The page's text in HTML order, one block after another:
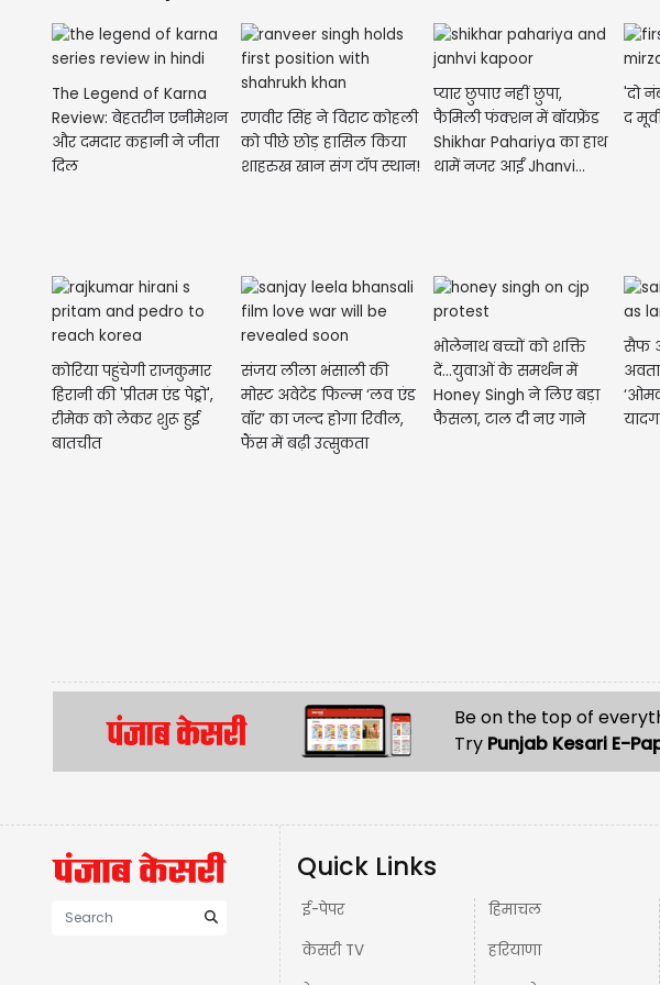
The Legend of Karna
Review: बेहतरीन एनीमेशन
और दमदार कहानी ने जीता
दिल
रणवीर सिंह ने विराट कोहली
को पीछे छोड़ हासिल किया
शाहरुख खान संग टॉप स्थान!
प्यार छुपाए नहीं छुपा,
फैमिली फंक्शन में बॉयफ्रेंड
Shikhar Pahariya का हाथ
थामें नजर आईं Jhanvi...
'दो
द
कोरिया पहुंचेगी राजकुमार
हिरानी की 'प्रीतम एंड पेड्रो',
रीमेक को लेकर शुरू हुई
बातचीत
संजय लीला भंसाली की
मोस्ट अवेटेड फिल्म ‘लव एंड
वॉर’ का जल्द होगा रिवील,
फैंस में बढ़ी उत्सुकता
भोलेनाथ बच्चों को शक्ति
दें...युवाओं के समर्थन में
Honey Singh ने लिए बड़ा
फैसला, टाल दी नए गाने
सैफ
Be on the top of
Try Punjab Kesari E-
Quick Links
ई-पेपर
केसरी TV
हिमाचल
हरियाणा